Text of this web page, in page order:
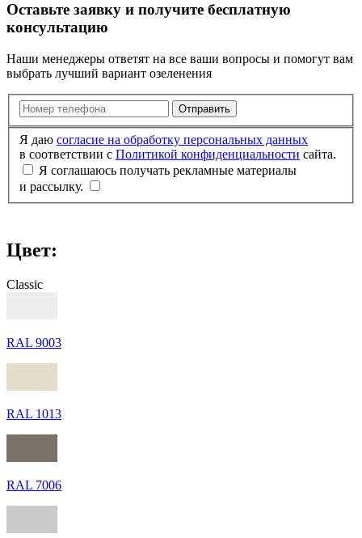
Оставьте заявку и получите бесплатную
консультацию
Наши менеджеры ответят на все ваши вопросы и помогут вам
выбрать лучший вариант озеленения
Отправить
Я даю согласие на обработку персональных данных
в соответствии с Политикой конфиденциальности сайта.
Я соглашаюсь получать рекламные материалы
и рассылку.
Цвет:
Classic
RAL 9003
RAL 1013
RAL 7006